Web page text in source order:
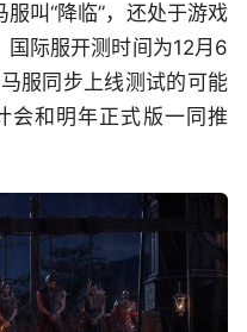
叫“降临”，还处于游戏
际服开测时间为12月6
服同步上线测试的可能
会和明年正式版一同推